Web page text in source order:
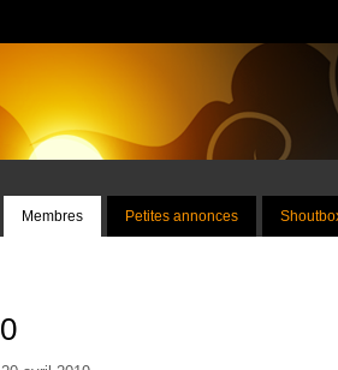
Membres Petites annonces